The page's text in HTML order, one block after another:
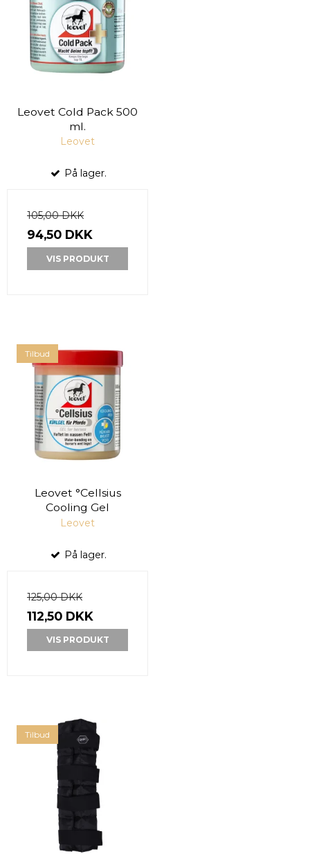
Leovet Cold Pack 500
ml.
Leovet
På lager.
105,00 DKK
94,50 DKK
VIS PRODUKT
Tilbud
Leovet °Cellsius
Cooling Gel
Leovet
På lager.
125,00 DKK
112,50 DKK
VIS PRODUKT
Tilbud